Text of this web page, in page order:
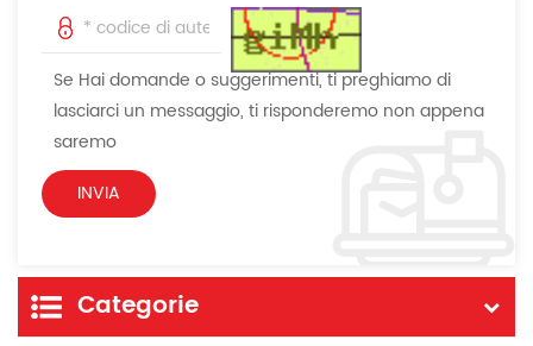
Se Hai domande o suggerimenti, ti preghiamo di
lasciarci un messaggio, ti risponderemo non appena
saremo
Categorie